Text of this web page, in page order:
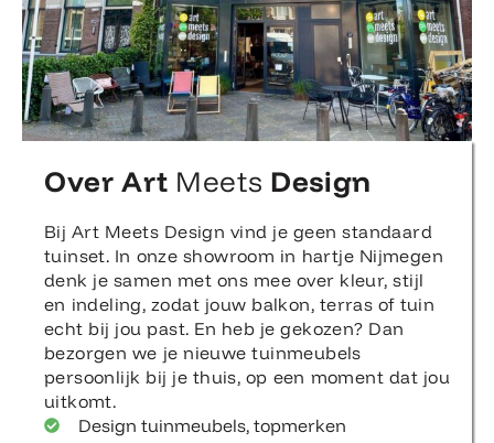
Over Art Meets Design
Bij Art Meets Design vind je geen standaard
tuinset. In onze showroom in hartje Nijmegen
denk je samen met ons mee over kleur, stijl
en indeling, zodat jouw balkon, terras of tuin
echt bij jou past. En heb je gekozen? Dan
bezorgen we je nieuwe tuinmeubels
persoonlijk bij je thuis, op een moment dat jou
uitkomt.
Design tuinmeubels, topmerken